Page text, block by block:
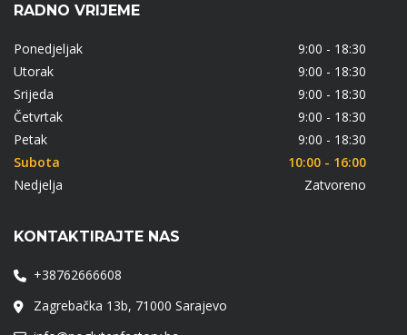
RADNO VRIJEME
Ponedjeljak
9:00 - 18:30
Utorak
9:00 - 18:30
Srijeda
9:00 - 18:30
Četvrtak
9:00 - 18:30
Petak
9:00 - 18:30
Subota
10:00 - 16:00
Nedjelja
Zatvoreno
KONTAKTIRAJTE NAS
+38762666608
Zagrebačka 13b, 71000 Sarajevo